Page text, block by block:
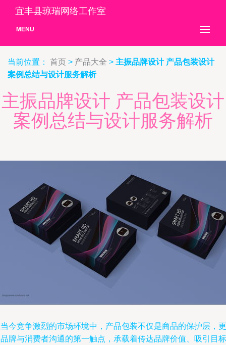
宜丰县琼瑞网络工作室
MENU
当前位置： 首页 > 产品大全 > 主振品牌设计 产品包装设计
案例总结与设计服务解析
主振品牌设计 产品包装设计
案例总结与设计服务解析
今竞争激烈的市场环境中，产品包装不仅是商品的保护层，更
牌与消费者沟通的第一触点，承载着传达品牌价值、吸引目标